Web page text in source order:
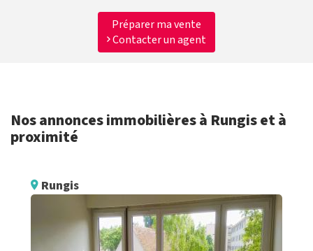
Préparer ma vente
Contacter un agent
Nos annonces immobilières à Rungis et à
proximité
Rungis